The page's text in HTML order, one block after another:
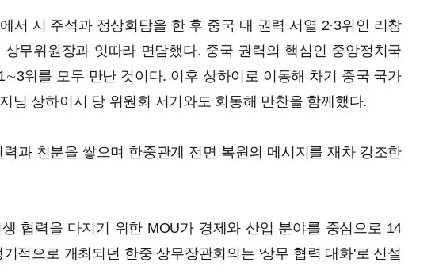
서 시 주석과 정상회담을 한 후 중국 내 권력 서열 2·3위인 리창
무위원장과 잇따라 면담했다. 중국 권력의 핵심인 중앙정치국
위를 모두 만난 것이다. 이후 상하이로 이동해 차기 중국 국가
닝 상하이시 당 위원회 서기와도 회동해 만찬을 함께했다.
과 친분을 쌓으며 한중관계 전면 복원의 메시지를 재차 강조한
협력을 다지기 위한 MOU가 경제와 산업 분야를 중심으로 14
적으로 개최되던 한중 상무장관회의는 '상무 협력 대화'로 신설